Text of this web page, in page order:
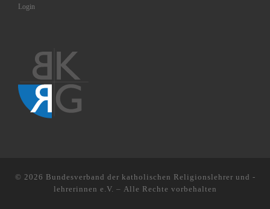
Login
© 2026 Bundesverband der katholischen Religionslehrer und -
lehrerinnen e.V. – Alle Rechte vorbehalten